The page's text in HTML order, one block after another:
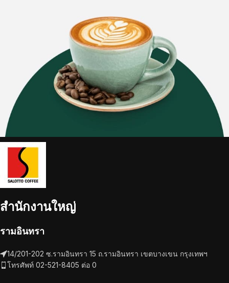
สำนักงานใหญ่
รามอินทรา
14/201-202 ซ.รามอินทรา 15 ถ.รามอินทรา เขตบางเขน กรุงเทพฯ
โทรศัพท์ 02-521-8405 ต่อ 0